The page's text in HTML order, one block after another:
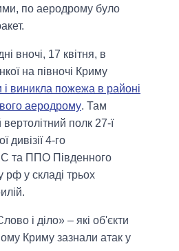
по аеродрому було
вночі, 17 квітня, в
на півночі Криму
виникла пожежа в районі
аеродрому. Там
полк 27-ї
дивізії 4-го
та ППО Південного
рф у складі трьох
і діло» – які об'єкти
Криму зазнали атак у